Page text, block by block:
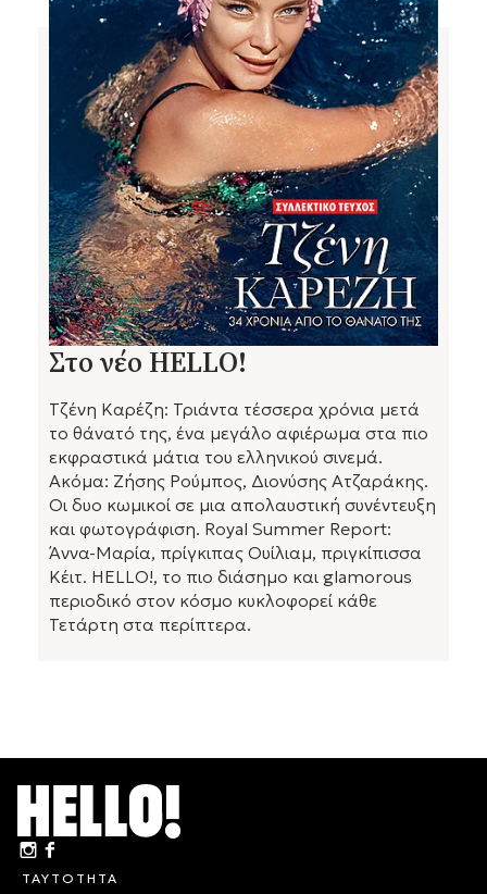
Στο νέο HELLO!
Τζένη Καρέζη: Τριάντα τέσσερα χρόνια μετά
το θάνατό της, ένα μεγάλο αφιέρωμα στα πιο
εκφραστικά μάτια του ελληνικού σινεμά.
Ακόμα: Ζήσης Ρούμπος, Διονύσης Ατζαράκης.
Οι δυο κωμικοί σε μια απολαυστική συνέντευξη
και φωτογράφιση. Royal Summer Report:
Άννα-Μαρία, πρίγκιπας Ουίλιαμ, πριγκίπισσα
Κέιτ. HELLO!, το πιο διάσημο και glamorous
περιοδικό στον κόσμο κυκλοφορεί κάθε
Τετάρτη στα περίπτερα.
ΤΑΥΤΟΤΗΤΑ